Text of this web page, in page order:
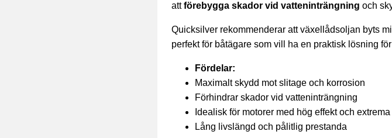
attförebygga skador vid vatteninträngning och
Quicksilver rekommenderar att växellådsoljan byts
perfekt för båtägare som vill ha en praktisk lösning
Fördelar:
Maximalt skydd mot slitage och korrosion
Förhindrar skador vid vatteninträngning
Idealisk för motorer med hög effekt och
Lång livslängd och pålitlig prestanda